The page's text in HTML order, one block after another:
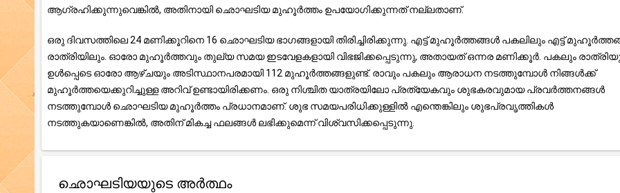
ആഗ്രഹിക്കുന്നുവെങ്കിൽ, അതിനായി ഛൊഘടിയ മുഹൂർത്തം ഉപയോഗിക്കുന്നത് നല്ലതാണ്.
ഒരു ദിവസത്തിലെ 24 മണിക്കൂറിനെ 16 ഛൊഘടിയ ഭാഗങ്ങളായി തിരിച്ചിരിക്കുന്നു. എട്ട് മുഹൂർത്തങ്ങൾ പകലിലും എട്ട്
രാത്രിയിലും. ഓരോ മുഹൂർത്തവും തുല്യ സമയ ഇടവേളകളായി വിഭജിക്കപ്പെടുന്നു, അതായത് ഒന്നര മണിക്കൂർ. പകലും
ഉൾപ്പെടെ ഓരോ ആഴ്ചയും അടിസ്ഥാനപരമായി 112 മുഹൂർത്തങ്ങളുണ്ട്. രാവും പകലും ആരാധന നടത്തുമ്പോൾ നിങ്ങൾക്ക്
മുഹൂർത്തയെക്കുറിച്ചുള്ള അറിവ് ഉണ്ടായിരിക്കണം. ഒരു നിശ്ചിത യാത്രയിലോ പ്രത്യേകവും ശുഭകരവുമായ പ്രവർത്തനങ്ങൾ
നടത്തുമ്പോൾ ഛൊഘടിയ മുഹൂർത്തം പ്രധാനമാണ്. ശുഭ സമയപരിധിക്കുള്ളിൽ എന്തെങ്കിലും ശുഭപ്രവൃത്തികൾ
നടത്തുകയാണെങ്കിൽ, അതിന് മികച്ച ഫലങ്ങൾ ലഭിക്കുമെന്ന് വിശ്വസിക്കപ്പെടുന്നു.
ഛൊഘടിയയുടെ അർത്ഥം